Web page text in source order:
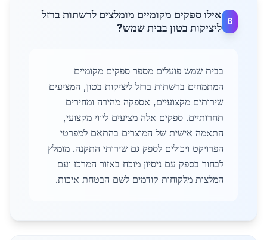
6
אילו ספקים מקומיים מומלצים לרשתות ברזל
ליציקות בטון בבית שמש?
בבית שמש פועלים מספר ספקים מקומיים
המתמחים ברשתות ברזל ליציקות בטון, המציעים
שירותים מקצועיים, אספקה מהירה ומחירים
תחרותיים. ספקים אלה מציעים ליווי מקצועי,
התאמה אישית של המוצרים בהתאם למפרטי
הפרויקט ויכולים לספק גם שירותי התקנה. מומלץ
לבחור בספק עם ניסיון מוכח באזור המרכז ועם
המלצות מלקוחות קודמים לשם הבטחת איכות.